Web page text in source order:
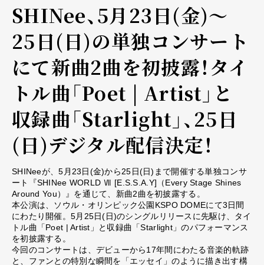
SHINee、5月23日(金)〜
25日(日)の単独コンサート
にて新曲2曲を初披露！タイ
トル曲「Poet | Artist」と
収録曲「Starlight」、25日
(日)デジタル配信決定！
SHINeeが、5月23日(金)から25日(日)まで開催する単独コンサ
ート『SHINee WORLD Ⅶ [E.S.S.A.Y]（Every Stage Shines
Around You）』を通じて、新曲2曲を初披露する。
本公演は、ソウル・オリンピック公園KSPO DOMEにて3日間
にわたり開催。5月25日(日)のシングルリリースに先駆け、タイ
トル曲「Poet | Artist」と収録曲「Starlight」のパフォーマンス
を初披露する。
今回のコンサートは、デビューから17年間にわたる音楽的軌跡
と、ファンとの特別な瞬間を「エッセイ」のように描き出す構